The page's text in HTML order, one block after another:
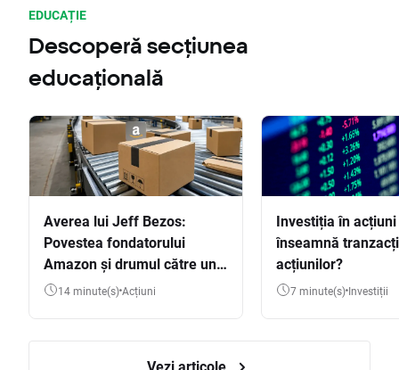
EDUCAȚIE
Descoperă secțiunea
educațională
Averea lui Jeff Bezos:
Povestea fondatorului
Amazon și drumul către una
dintre cele mai mari averi
14 minute(s) Acțiuni
Investiția în
înseamnă
acțiunilor?
7 minute(s) Investiții